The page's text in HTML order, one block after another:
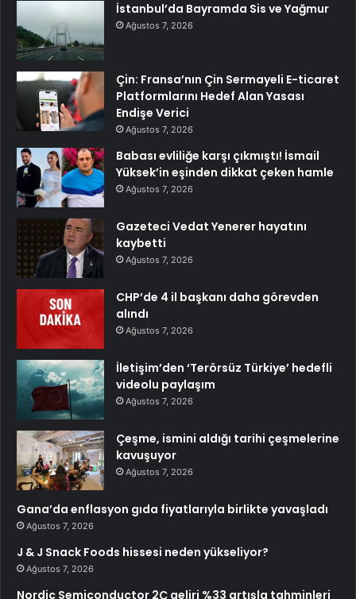
İstanbul’da Bayramda Sis ve Yağmur
Ağustos 7, 2026
Çin: Fransa’nın Çin Sermayeli E-ticaret
Platformlarını Hedef Alan Yasası
Endişe Verici
Ağustos 7, 2026
Babası evliliğe karşı çıkmıştı! İsmail
Yüksek’in eşinden dikkat çeken hamle
Ağustos 7, 2026
Gazeteci Vedat Yenerer hayatını
kaybetti
Ağustos 7, 2026
CHP’de 4 il başkanı daha görevden
alındı
Ağustos 7, 2026
İletişim’den ‘Terörsüz Türkiye’ hedefli
videolu paylaşım
Ağustos 7, 2026
Çeşme, ismini aldığı tarihi çeşmelerine
kavuşuyor
Ağustos 7, 2026
Gana’da enflasyon gıda fiyatlarıyla birlikte yavaşladı
Ağustos 7, 2026
J & J Snack Foods hissesi neden yükseliyor?
Ağustos 7, 2026
Nordic Semiconductor 2Ç geliri %33 artışla tahminleri